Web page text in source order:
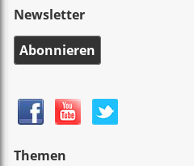
Newsletter
Abonnieren
Themen